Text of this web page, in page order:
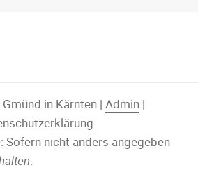
in Kärnten |Admin |
Sofern nicht anders angegeben
.